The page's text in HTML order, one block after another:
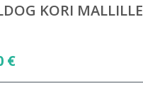
KORI MALLILLE
€